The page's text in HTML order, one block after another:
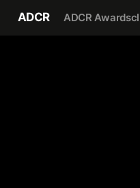
ADCR ADCR Awards